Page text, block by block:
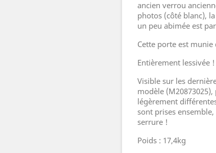
ancien verrou
photos (côté blanc),
un peu abimée est
Cette porte est munie
Entièrement lessivée !
Visible sur les
modèle
légèrement
sont prises
serrure !
Poids : 17,4kg